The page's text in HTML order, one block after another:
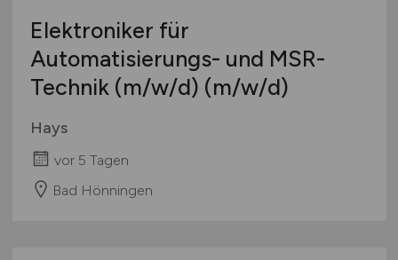
Elektroniker für
Automatisierungs- und MSR-
Technik (m/w/d) (m/w/d)
Hays
vor 5 Tagen
Bad Hönningen